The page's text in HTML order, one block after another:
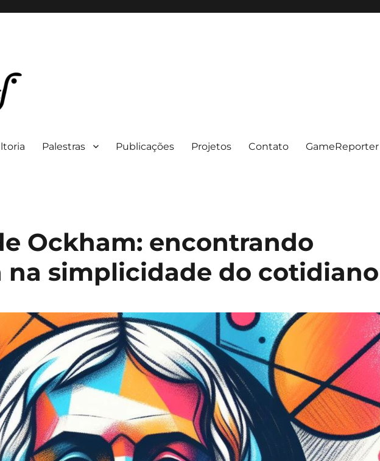
Palestras Publicações Projetos Contato GameReporter
Ockham: encontrando
na simplicidade do cotidiano